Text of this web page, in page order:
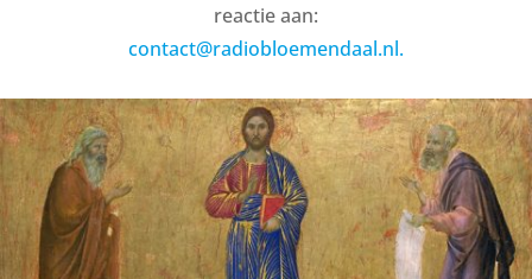
reactie aan:
contact@radiobloemendaal.nl.